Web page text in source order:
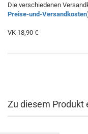
Die verschiedenen
Preise-und-Versandkosten
VK 18,90 €
Zu diesem Produkt